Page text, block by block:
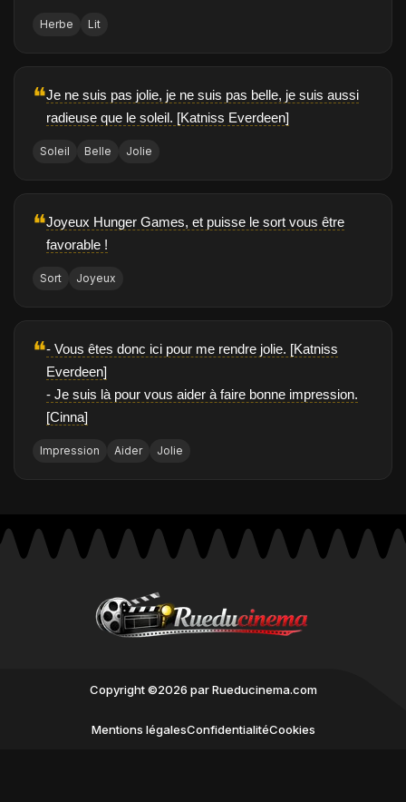
Herbe Lit
❝Je ne suis pas jolie, je ne suis pas belle, je suis aussi
radieuse que le soleil. [Katniss Everdeen]
Soleil Belle Jolie
❝Joyeux Hunger Games, et puisse le sort vous être
favorable !
Sort Joyeux
❝- Vous êtes donc ici pour me rendre jolie. [Katniss
Everdeen]
- Je suis là pour vous aider à faire bonne impression.
[Cinna]
Impression Aider Jolie
Copyright ©2026 par Rueducinema.com
Mentions légalesConfidentialitéCookies